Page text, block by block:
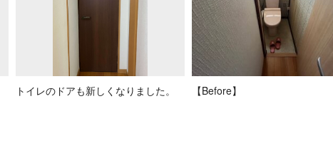
トイレのドアも新しくなりました。 【Before】